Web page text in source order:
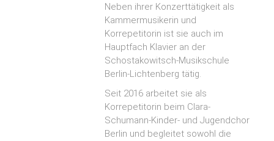
Neben ihrer Konzerttätigkeit als
Kammermusikerin und
Korrepetitorin ist sie auch im
Hauptfach Klavier an der
Schostakowitsch-Musikschule
Berlin-Lichtenberg tätig.
Seit 2016 arbeitet sie als
Korrepetitorin beim Clara-
Schumann-Kinder- und Jugendchor
Berlin und begleitet sowohl die